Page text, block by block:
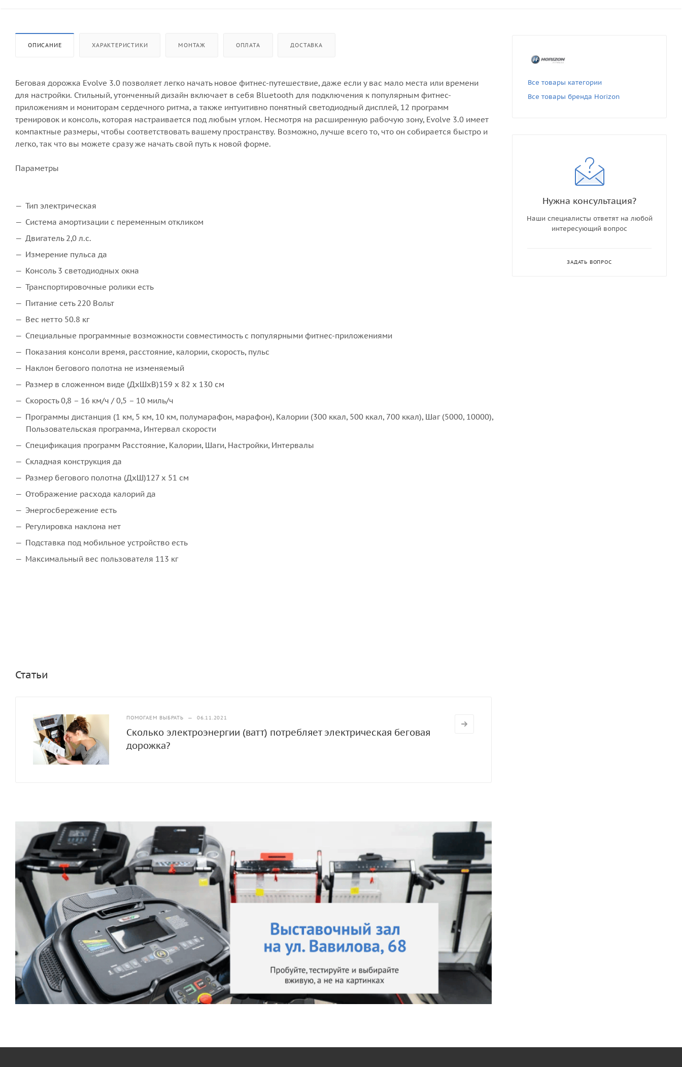
ОПИСАНИЕ ХАРАКТЕРИСТИКИ МОНТАЖ ОПЛАТА ДОСТАВКА
Беговая дорожка Evolve 3.0 позволяет легко начать новое фитнес-путешествие, даже если у вас мало места или времени
для настройки. Стильный, утонченный дизайн включает в себя Bluetooth для подключения к популярным фитнес-
приложениям и мониторам сердечного ритма, а также интуитивно понятный светодиодный дисплей, 12 программ
тренировок и консоль, которая настраивается под любым углом. Несмотря на расширенную рабочую зону, Evolve 3.0 имеет
компактные размеры, чтобы соответствовать вашему пространству. Возможно, лучше всего то, что он собирается быстро и
легко, так что вы можете сразу же начать свой путь к новой форме.
Параметры
Тип электрическая
Система амортизации с переменным откликом
Двигатель 2,0 л.с.
Измерение пульса да
Консоль 3 светодиодных окна
Транспортировочные ролики есть
Питание сеть 220 Вольт
Вес нетто 50.8 кг
Специальные программные возможности совместимость с популярными фитнес-приложениями
Показания консоли время, расстояние, калории, скорость, пульс
Наклон бегового полотна не изменяемый
Размер в сложенном виде (ДxШxВ)159 х 82 х 130 см
Скорость 0,8 – 16 км/ч / 0,5 – 10 миль/ч
Программы дистанция (1 км, 5 км, 10 км, полумарафон, марафон), Калории (300 ккал, 500 ккал, 700 ккал), Шаг (5000, 10000),
Пользовательская программа, Интервал скорости
Спецификация программ Расстояние, Калории, Шаги, Настройки, Интервалы
Складная конструкция да
Размер бегового полотна (ДхШ)127 х 51 см
Отображение расхода калорий да
Энергосбережение есть
Регулировка наклона нет
Подставка под мобильное устройство есть
Максимальный вес пользователя 113 кг
Статьи
ПОМОГАЕМ ВЫБРАТЬ — 06.11.2021
Сколько электроэнергии (ватт) потребляет электрическая беговая
дорожка?
Все товары категории
Все товары бренда Horizon
Нужна консультация?
Наши специалисты ответят на любой
интересующий вопрос
ЗАДАТЬ ВОПРОС